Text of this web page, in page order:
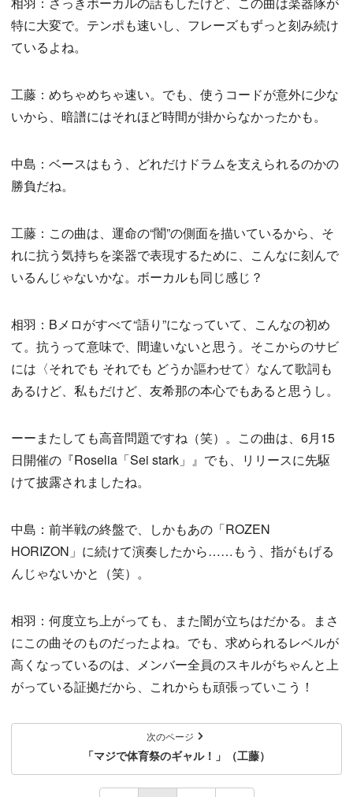
特に大変で。テンポも速いし、フレーズもずっと刻み続け
ているよね。
工藤：めちゃめちゃ速い。でも、使うコードが意外に少な
いから、暗譜にはそれほど時間が掛からなかったかも。
中島：ベースはもう、どれだけドラムを支えられるのかの
勝負だね。
工藤：この曲は、運命の“闇”の側面を描いているから、そ
れに抗う気持ちを楽器で表現するために、こんなに刻んで
いるんじゃないかな。ボーカルも同じ感じ？
相羽：Bメロがすべて“語り”になっていて、こんなの初め
て。抗うって意味で、間違いないと思う。そこからのサビ
には〈それでも それでも どうか謳わせて〉なんて歌詞も
あるけど、私もだけど、友希那の本心でもあると思うし。
ーーまたしても高音問題ですね（笑）。この曲は、6月15
日開催の『Roselia「Sei stark」』でも、リリースに先駆
けて披露されましたね。
中島：前半戦の終盤で、しかもあの「ROZEN
HORIZON」に続けて演奏したから……もう、指がもげる
んじゃないかと（笑）。
相羽：何度立ち上がっても、また闇が立ちはだかる。まさ
にこの曲そのものだったよね。でも、求められるレベルが
高くなっているのは、メンバー全員のスキルがちゃんと上
がっている証拠だから、これからも頑張っていこう！
次のページ
「マジで体育祭のギャル！」（工藤）